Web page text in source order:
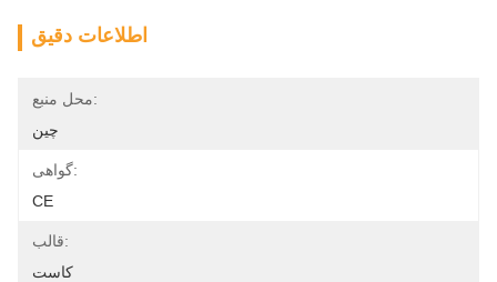
اطلاعات دقیق
محل منبع:
چين
گواهی:
CE
قالب:
کاست